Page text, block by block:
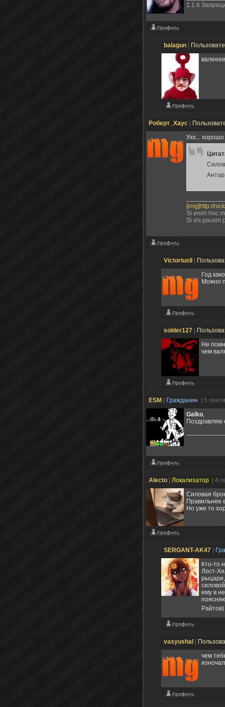
1.1.6
balagun
Роберт_Хаус
Ухх...
[img]http://
Si enim hoc
Si vis pacem
VictoriusII
Год
Можно
solder127
Не
чем
ESM Гражданин
| 5
Galko,
Поздравляю
Alecto Локализатор
| 4
Силовая
Правильнее
Но уже то
SERGANT-AK47
Кто-то
Лост-
рыцари,
ему в
Райтов)
vasyushal
чем